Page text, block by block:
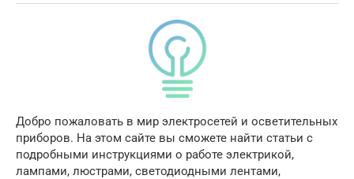
Добро пожаловать в мир электросетей и осветительных
приборов. На этом сайте вы сможете найти статьи с
подробными инструкциями о работе электрикой,
лампами, люстрами, светодиодными лентами,